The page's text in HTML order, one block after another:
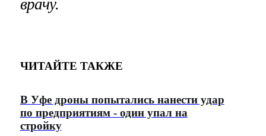
врачу.
ЧИТАЙТЕ ТАКЖЕ
В Уфе дроны попытались нанести удар
по предприятиям - один упал на
стройку